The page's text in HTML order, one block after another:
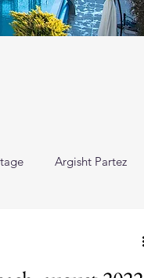
Argisht Partez